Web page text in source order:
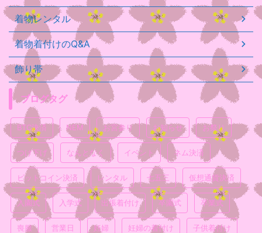
着物レンタル
着物着付けのQ&A
飾り帯
ブログタグ
BTC決済 NEM お宮参り お知らせ お祭り
つけ下げ なんとなく イベント ネム決済
ビットコイン決済 レンタル 七五三 仮想通貨決済
入園式 入学式 出張着付け 卒園式 卒業式
喪服 営業日 妊婦 妊婦の着付け 子供着付け